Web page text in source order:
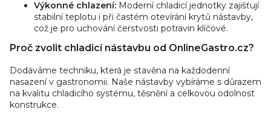
Výkonné chlazení: Moderní chladicí jednotky zajišťují
stabilní teplotu i při častém otevírání krytů nástavby,
což je pro uchování čerstvosti potravin klíčové.
Proč zvolit chladicí nástavbu od OnlineGastro.cz?
Dodáváme techniku, která je stavěna na každodenní
nasazení v gastronomii. Naše nástavby vybíráme s důrazem
na kvalitu chladicího systému, těsnění a celkovou odolnost
konstrukce.